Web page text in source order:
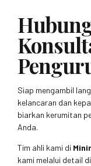
Siap mengambil
kelancaran dan
biarkan kerumitan
Anda.
Tim ahli kami di
kami melalui detail